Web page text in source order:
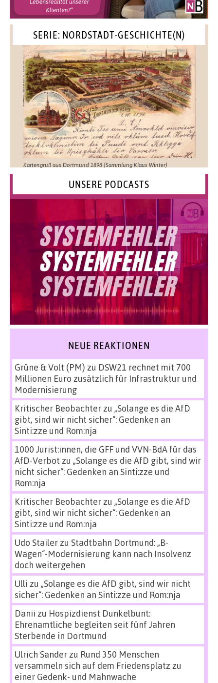
SERIE: NORDSTADT-GESCHICHTE(N)
Kartengruß aus Dortmund 1898 (Sammlung Klaus Winter)
UNSERE PODCASTS
NEUE REAKTIONEN
Grüne & Volt (PM) zu DSW21 rechnet mit 700
Millionen Euro zusätzlich für Infrastruktur und
Modernisierung
Kritischer Beobachterzu „Solange es die AfD
gibt, sind wir nicht sicher“: Gedenken an
Sinti:zze und Rom:nja
1000 Jurist:innen, die GFF und VVN-BdA für das
AfD-Verbot zu „Solange es die AfD gibt, sind wir
nicht sicher“: Gedenken an Sinti:zze und
Rom:nja
Kritischer Beobachterzu „Solange es die AfD
gibt, sind wir nicht sicher“: Gedenken an
Sinti:zze und Rom:nja
Udo Stailerzu Stadtbahn Dortmund: „B-
Wagen“-Modernisierung kann nach Insolvenz
doch weitergehen
Ulli zu „Solange es die AfD gibt, sind wir nicht
sicher“: Gedenken an Sinti:zze und Rom:nja
Danii zu Hospizdienst Dunkelbunt:
Ehrenamtliche begleiten seit fünf Jahren
Sterbende in Dortmund
Ulrich Sanderzu Rund 350 Menschen
versammeln sich auf dem Friedensplatz zu
einer Gedenk- und Mahnwache